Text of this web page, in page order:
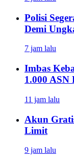
Polisi
Demi
7 jam lalu
Imbas
1.000
11 jam lalu
Akun
Limit
9 jam lalu